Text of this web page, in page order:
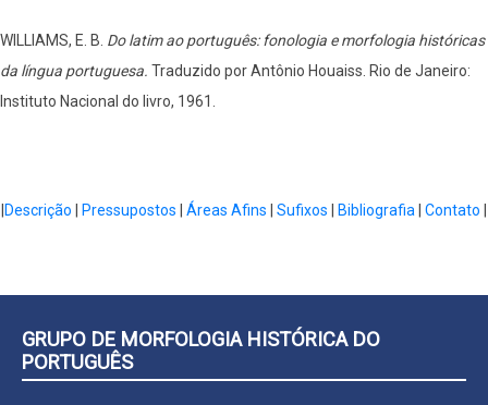
WILLIAMS, E. B. Do latim ao português: fonologia e morfologia históricas
da língua portuguesa. Traduzido por Antônio Houaiss. Rio de Janeiro:
Instituto Nacional do livro, 1961.
Descrição Pressupostos Áreas Afins Sufixos Bibliografia Contato
GRUPO DE MORFOLOGIA HISTÓRICA DO
PORTUGUÊS